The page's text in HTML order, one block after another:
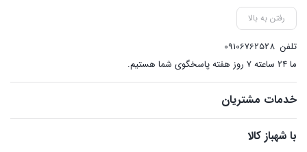
رفتن به بالا
تلفن 09106762528
ما ۲۴ ساعته ۷ روز هفته پاسخگوی شما هستیم.
خدمات مشتریان
با شهباز کالا